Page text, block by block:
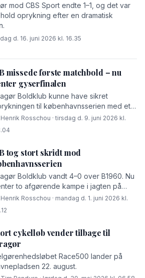
mod CBS Sport endte 1–1, og det var
oprykning efter en dramatisk
d. 16. juni 2026 kl. 16.35
missede første matchbold – nu
gyserfinalen
Boldklub kunne have sikret
til københavnsserien med et
i Fælledparken, men kampen blev
3–2 til Viktoria. Nu skal oprykningen
Rosschou · tirsdag d. 9. juni 2026 kl.
tog stort skridt mod
Boldklub vandt 4–0 over B1960. Nu
to afgørende kampe i jagten på
Rosschou · mandag d. 1. juni 2026 kl.
cykelløb vender tilbage til
Race500 lander på
22. august.